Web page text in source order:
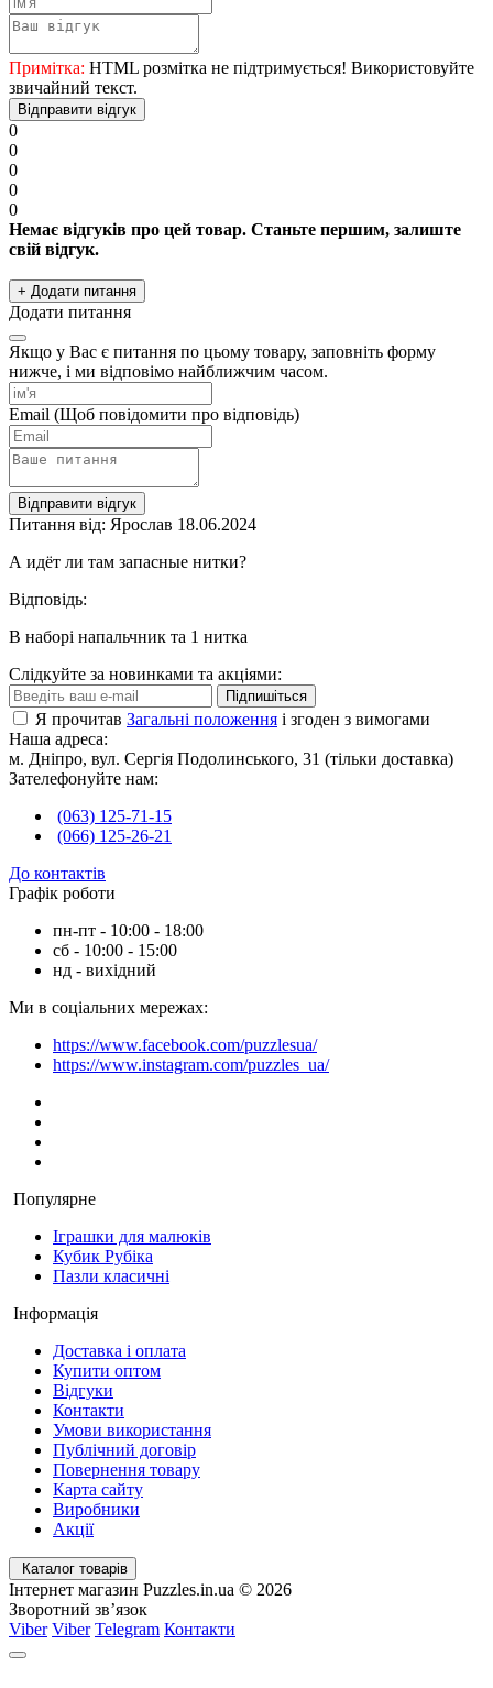
Примітка: HTML розмітка не підтримується! Використовуйте
звичайний текст.
Відправити відгук
0
0
0
0
0
Немає відгуків про цей товар. Станьте першим, залиште
свій відгук.
+ Додати питання
Додати питання
Якщо у Вас є питання по цьому товару, заповніть форму
нижче, і ми відповімо найближчим часом.
Email (Щоб повідомити про відповідь)
Відправити відгук
Питання від: Ярослав 18.06.2024
А идёт ли там запасные нитки?
Відповідь:
В наборі напальчник та 1 нитка
Слідкуйте за новинками та акціями:
Підпишіться
Я прочитав Загальні положення і згоден з вимогами
Наша адреса:
м. Дніпро, вул. Сергія Подолинського, 31 (тільки доставка)
Зателефонуйте нам:
(063) 125-71-15
(066) 125-26-21
До контактів
Графік роботи
пн-пт - 10:00 - 18:00
сб - 10:00 - 15:00
нд - вихідний
Ми в соціальних мережах:
https://www.facebook.com/puzzlesua/
https://www.instagram.com/puzzles_ua/
Популярне
Іграшки для малюків
Кубик Рубіка
Пазли класичні
Інформація
Доставка і оплата
Купити оптом
Відгуки
Контакти
Умови використання
Публічний договір
Повернення товару
Карта сайту
Виробники
Акції
Каталог товарів
Інтернет магазин Puzzles.in.ua © 2026
Зворотний зв’язок
Viber Viber Telegram Контакти